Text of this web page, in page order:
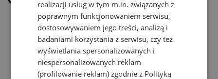
realizacji usług w tym m.in. związanych z
poprawnym funkcjonowaniem serwisu,
dostosowywaniem jego treści, analizą i
badaniami korzystania z serwisu, czy też
wyświetlania spersonalizowanych i
niespersonalizowanych reklam
(profilowanie reklam) zgodnie z Polityką